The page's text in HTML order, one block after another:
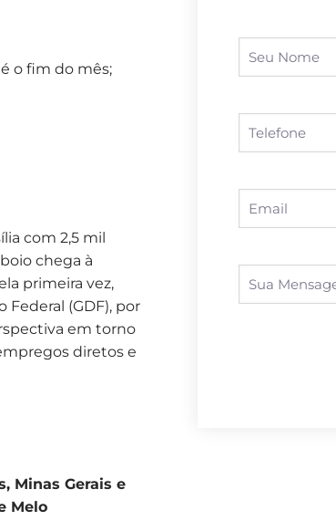
o fim do mês;
com 2,5 mil
chega à
primeira vez,
(GDF), por
em torno
diretos e
Minas Gerais e
Melo